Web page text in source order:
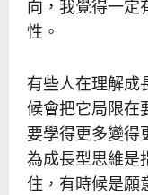
向，我覺得一定
性。
有些人在理解成
候會把它局限在
要學得更多變得
為成長型思維是
住，有時候是願